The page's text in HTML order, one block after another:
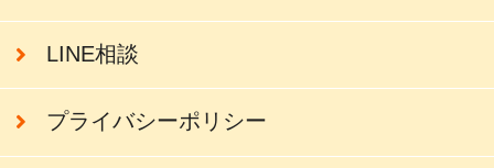
LINE相談
プライバシーポリシー